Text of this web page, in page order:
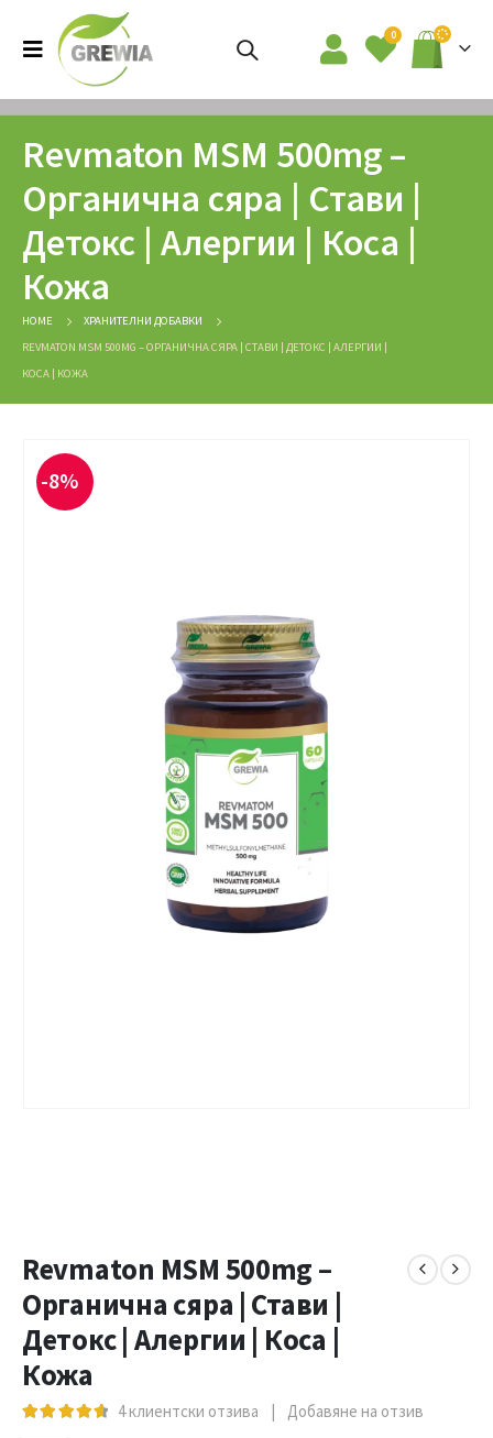
0
Revmaton MSM 500mg –
Органична сяра | Стави |
Детокс | Алергии | Коса |
Кожа
HOME
ХРАНИТЕЛНИ ДОБАВКИ
REVMATON MSM 500MG – ОРГАНИЧНА СЯРА | СТАВИ | ДЕТОКС | АЛЕРГИИ |
КОСА | КОЖА
-8%
Revmaton MSM 500mg –
Органична сяра | Стави |
Детокс | Алергии | Коса |
Кожа
4клиентски отзива | Добавяне на отзив